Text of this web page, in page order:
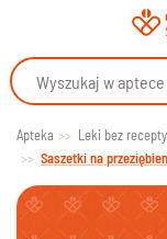
Apteka Leki bez recepty
Saszetki na